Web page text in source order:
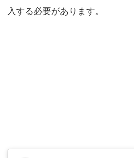
入する必要があります。